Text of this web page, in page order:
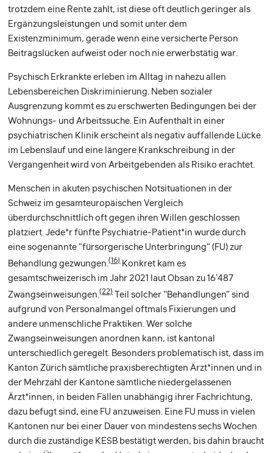
trotzdem eine Rente zahlt, ist diese oft deutlich geringer als
Ergänzungsleistungen und somit unter dem
Existenzminimum, gerade wenn eine versicherte Person
Beitragslücken aufweist oder noch nie erwerbstätig war.
Psychisch Erkrankte erleben im Alltag in nahezu allen
Lebensbereichen Diskriminierung. Neben sozialer
Ausgrenzung kommt es zu erschwerten Bedingungen bei der
Wohnungs- und Arbeitssuche. Ein Aufenthalt in einer
psychiatrischen Klinik erscheint als negativ auffallende Lücke
im Lebenslauf und eine längere Krankschreibung in der
Vergangenheit wird von Arbeitgebenden als Risiko erachtet.
Menschen in akuten psychischen Notsituationen in der
Schweiz im gesamteuropäischen Vergleich
überdurchschnittlich oft gegen ihren Willen geschlossen
platziert. Jede*r fünfte Psychiatrie-Patient*in wurde durch
eine sogenannte "fürsorgerische Unterbringung” (FU) zur
Behandlung gezwungen.(16)Konkret kam es
gesamtschweizerisch im Jahr 2021 laut Obsan zu 16'487
Zwangseinweisungen.(22) Teil solcher “Behandlungen” sind
aufgrund von Personalmangel oftmals Fixierungen und
andere unmenschliche Praktiken. Wer solche
Zwangseinweisungen anordnen kann, ist kantonal
unterschiedlich geregelt. Besonders problematisch ist, dass im
Kanton Zürich sämtliche praxisberechtigten Ärzt*innen und in
der Mehrzahl der Kantone sämtliche niedergelassenen
Ärzt*innen, in beiden Fällen unabhängig ihrer Fachrichtung,
dazu befugt sind, eine FU anzuweisen. Eine FU muss in vielen
Kantonen nur bei einer Dauer von mindestens sechs Wochen
durch die zuständige KESB bestätigt werden, bis dahin braucht